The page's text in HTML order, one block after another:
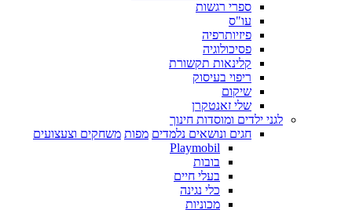
ספרי רגשות
עו"ס
פיזיותרפיה
פסיכולוגיה
קלינאות תקשורת
ריפוי בעיסוק
שיקום
שלי זאנטקרן
לגני ילדים ומוסדות חינוך
חגים ונושאים נלמדים מפות משחקים וצעצועים
Playmobil
בובות
בעלי חיים
כלי נגינה
מכוניות